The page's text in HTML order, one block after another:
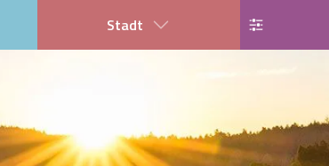
Stadt